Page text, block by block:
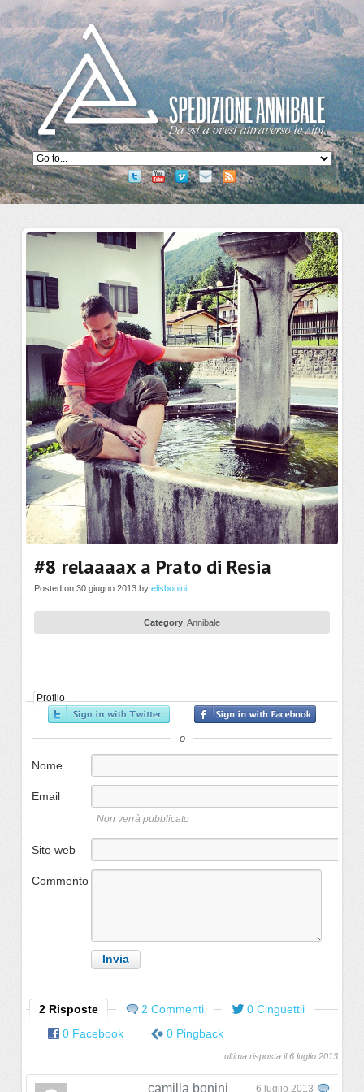
#8 relaaaax a Prato di Resia
Posted on 30 giugno 2013 by elisbonini
Category: Annibale
Profilo
o
Nome
Email
Non verrà pubblicato
Sito web
Commento
2 Risposte 2 Commenti
0 Cinguettii
0 Facebook
0 Pingback
ultima risposta il 6 luglio 2013
camilla bonini 6 luglio 2013